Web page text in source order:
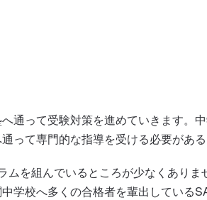
通って受験対策を進めていきます。
って専門的な指導を受ける必要がある
を組んでいるところが少なくありま
学校へ多くの合格者を輩出している